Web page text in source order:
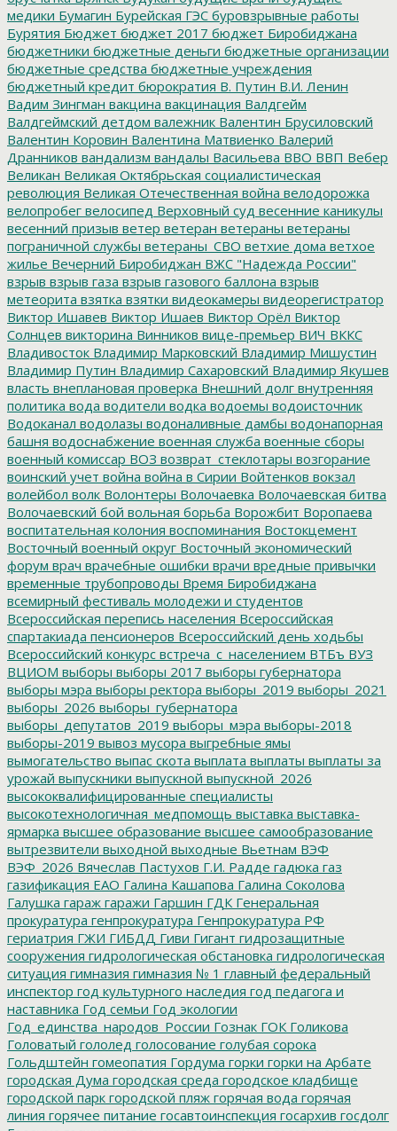
медики Бумагин Бурейская ГЭС буровзрывные работы
Бурятия Бюджет бюджет 2017 бюджет Биробиджана
бюджетники бюджетные деньги бюджетные организации
бюджетные средства бюджетные учреждения
бюджетный кредит бюрократия В. Путин В.И. Ленин
Вадим Зингман вакцина вакцинация Валдгейм
Валдгеймский детдом валежник Валентин Брусиловский
Валентин Коровин Валентина Матвиенко Валерий
Дранников вандализм вандалы Васильева ВВО ВВП Вебер
Великан Великая Октябрьская социалистическая
революция Великая Отечественная война велодорожка
велопробег велосипед Верховный суд весенние каникулы
весенний призыв ветер ветеран ветераны ветераны
пограничной службы ветераны_СВО ветхие дома ветхое
жилье Вечерний Биробиджан ВЖС "Надежда России"
взрыв взрыв газа взрыв газового баллона взрыв
метеорита взятка взятки видеокамеры видеорегистратор
Виктор Ишавев Виктор Ишаев Виктор Орёл Виктор
Солнцев викторина Винников вице-премьер ВИЧ ВККС
Владивосток Владимир Марковский Владимир Мишустин
Владимир Путин Владимир Сахаровский Владимир Якушев
власть внеплановая проверка Внешний долг внутренняя
политика вода водители водка водоемы водоисточник
Водоканал водолазы водоналивные дамбы водонапорная
башня водоснабжение военная служба военные сборы
военный комиссар ВОЗ возврат_стеклотары возгорание
воинский учет война война в Сирии Войтенков вокзал
волейбол волк Волонтеры Волочаевка Волочаевская битва
Волочаевский бой вольная борьба Ворожбит Воропаева
воспитательная колония воспоминания Востокцемент
Восточный военный округ Восточный экономический
форум врач врачебные ошибки врачи вредные привычки
временные трубопроводы Время Биробиджана
всемирный фестиваль молодежи и студентов
Всероссийская перепись населения Всероссийская
спартакиада пенсионеров Всероссийский день ходьбы
Всероссийский конкурс встреча_с_населением ВТБъ ВУЗ
ВЦИОМ выборы выборы 2017 выборы губернатора
выборы мэра выборы ректора выборы_2019 выборы_2021
выборы_2026 выборы_губернатора
выборы_депутатов_2019 выборы_мэра выборы-2018
выборы-2019 вывоз мусора выгребные ямы
вымогательство выпас скота выплата выплаты выплаты за
урожай выпускники выпускной выпускной_2026
высококвалифицированные специалисты
высокотехнологичная_медпомощь выставка выставка-
ярмарка высшее образование высшее самообразование
вытрезвители выходной выходные Вьетнам ВЭФ
ВЭФ_2026 Вячеслав Пастухов Г.И. Радде гадюка газ
газификация ЕАО Галина Кашапова Галина Соколова
Галушка гараж гаражи Гаршин ГДК Генеральная
прокуратура генпрокуратура Генпрокуратура РФ
гериатрия ГЖИ ГИБДД Гиви Гигант гидрозащитные
сооружения гидрологическая обстановка гидрологическая
ситуация гимназия гимназия № 1 главный федеральный
инспектор год культурного наследия год педагога и
наставника Год семьи Год экологии
Год_единства_народов_России Гознак ГОК Голикова
Головатый гололед голосование голубая сорока
Гольдштейн гомеопатия Гордума горки горки на Арбате
городская Дума городская среда городское кладбище
городской парк городской пляж горячая вода горячая
линия горячее питание госавтоинспекция госархив госдолг